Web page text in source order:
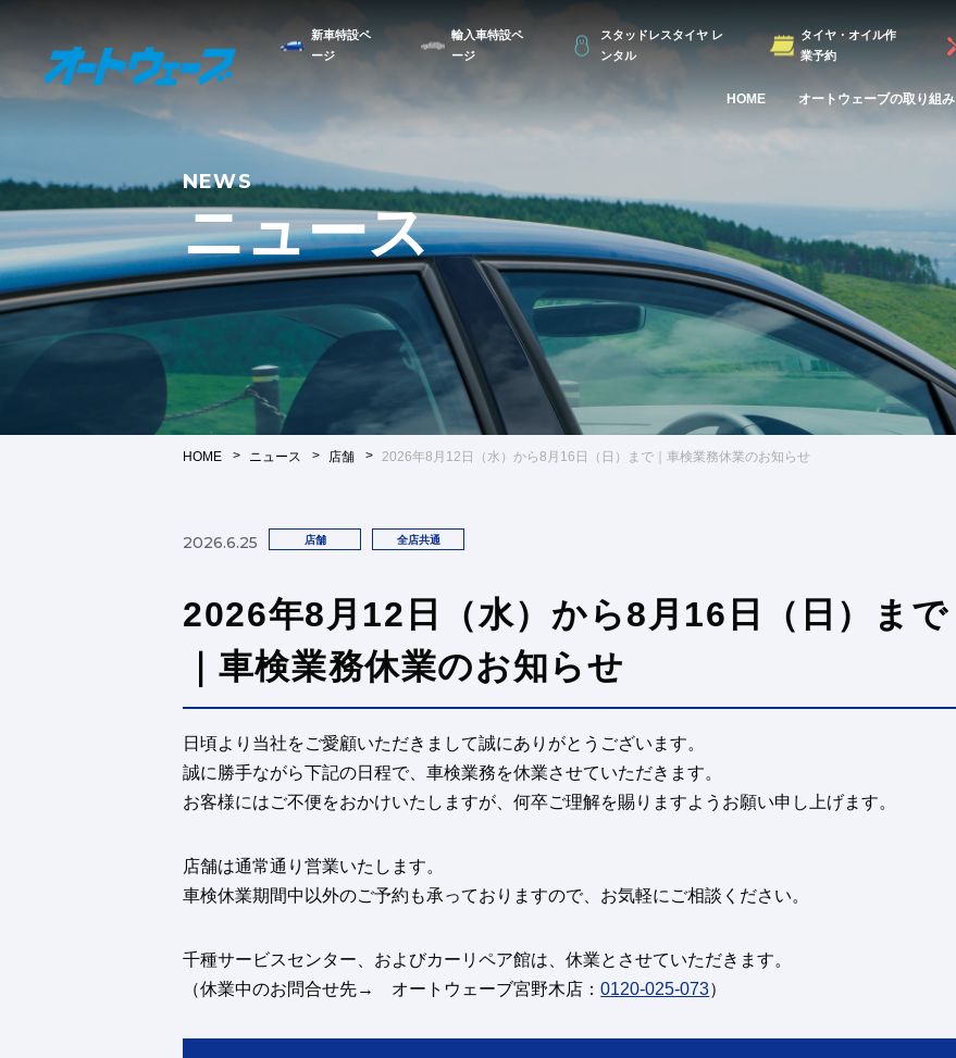
新車特設ペ
ージ
輸入車特設ペ
ージ
スタッドレスタイヤ レ
ンタル
タイヤ・オイル作
業予約
HOME オートウェーブの取り組み
NEWS
ニュース
HOME ニュース 店舗 2026年8月12日（水）から8月16日（日）まで｜車検業務休業のお知らせ
2026.6.25 店舗 全店共通
2026年8月12日（水）から8月16日（日）まで
｜車検業務休業のお知らせ
日頃より当社をご愛顧いただきまして誠にありがとうございます。
誠に勝手ながら下記の日程で、車検業務を休業させていただきます。
お客様にはご不便をおかけいたしますが、何卒ご理解を賜りますようお願い申し上げます。
店舗は通常通り営業いたします。
車検休業期間中以外のご予約も承っておりますので、お気軽にご相談ください。
千種サービスセンター、およびカーリペア館は、休業とさせていただきます。
（休業中のお問合せ先→ オートウェーブ宮野木店：0120-025-073）